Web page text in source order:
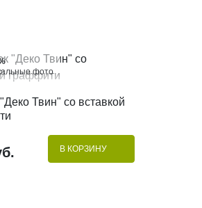
фото
КУПИТЬ В 1 КЛИК
Твин" со вставкой
В КОРЗИНУ